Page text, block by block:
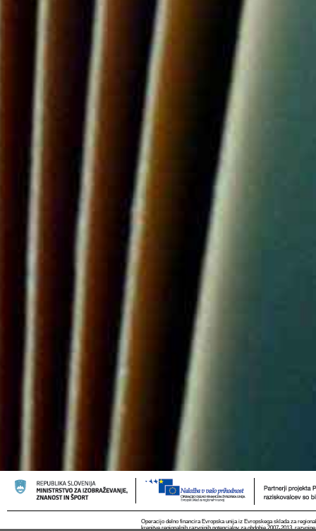
Operacijo delno financira Evropska unija iz Evropskega sklada za
krepitve regionalnih razvojnih potencialov za obdobje 2007-2013,